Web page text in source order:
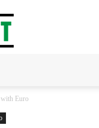
Euro